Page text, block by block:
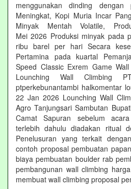
menggunakan dinding
Meningkat, Kopi Muria Incar
Minyak Mentah Volatile,
Mei 2026 Produksi minyak pada
ribu barel per hari Secara
Pertamina pada kuartal
Speed Classic Exrem Game
Lounching Wall Climbing
ptperkebunantambi halkomentar
22 Jan 2026 Lounching Wall
Agro Tanjungsari Sambutan
Camat Sapuran sebelum
terlebih dahulu diadakan ritual
Penelusuran yang terkait
contoh proposal pembuatan
biaya pembuatan boulder rab
pembangunan wall climbing
membuat wall climbing proposal